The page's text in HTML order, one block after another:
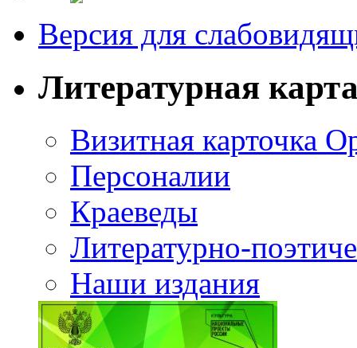
Версия для
Литературная
Визитная карточка
Персоналии
Краеведы
Литературно-
Наши издания